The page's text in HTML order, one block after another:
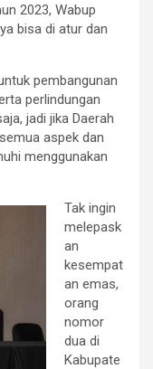
2023, Wabup
bisa di atur dan
pembangunan
perlindungan
jadi jika Daerah
aspek dan
menggunakan
Tak ingin
melepask
an
kesempat
an emas,
orang
nomor
dua di
Kabupate